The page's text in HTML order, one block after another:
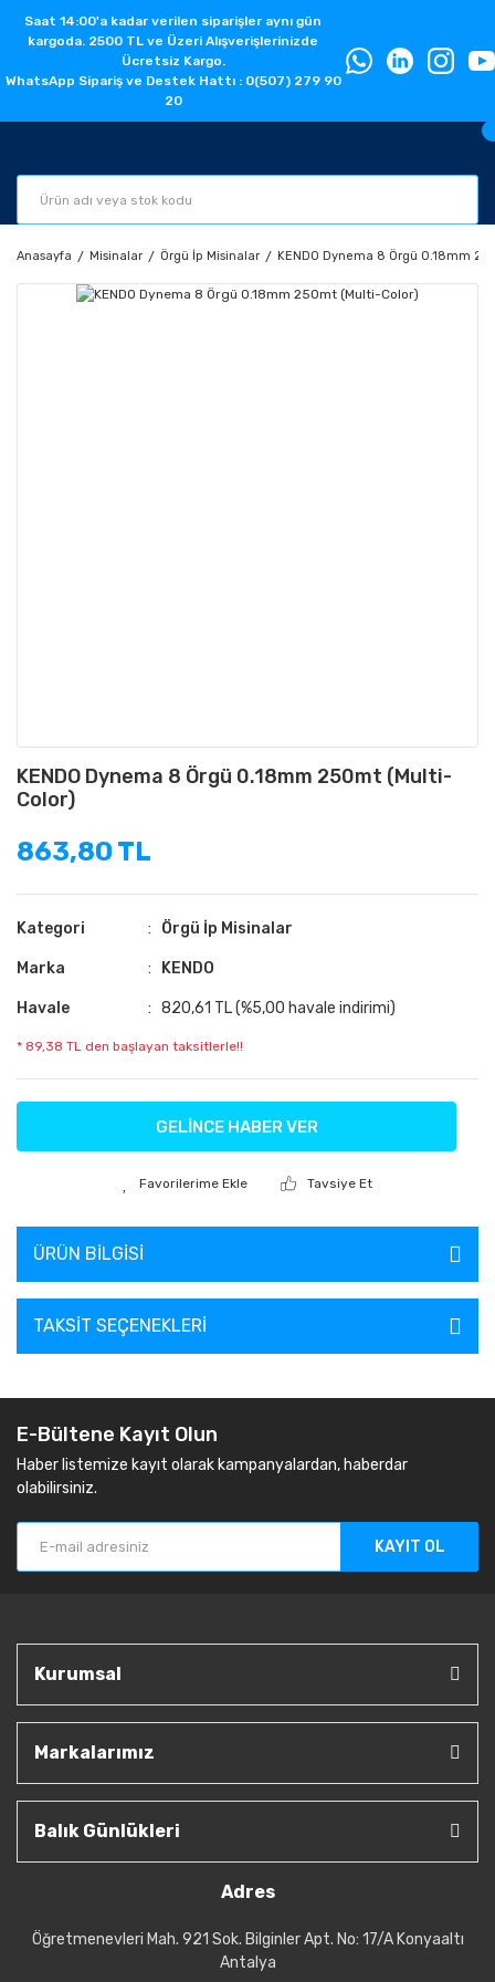
Saat 14:00'a kadar verilen siparişler aynı gün
kargoda. 2500 TL ve Üzeri Alışverişlerinizde
Ücretsiz Kargo.
WhatsApp Sipariş ve Destek Hattı : 0(507) 279 90
20
Anasayfa Misinalar Örgü İp Misinalar KENDO Dynema 8 Örgü 0.18mm
KENDO Dynema 8 Örgü 0.18mm 250mt (Multi-
Color)
863,80 TL
Kategori Örgü İp Misinalar
Marka KENDO
Havale 820,61 TL (%5,00 havale indirimi)
* 89,38 TL den başlayan taksitlerle!!
GELİNCE HABER VER
Tavsiye Et
ÜRÜN BILGISI
TAKSIT SEÇENEKLERI
E-Bültene Kayıt Olun
Haber listemize kayıt olarak kampanyalardan, haberdar
olabilirsiniz.
KAYIT OL
Kurumsal
Markalarımız
Balık Günlükleri
Adres
Öğretmenevleri Mah. 921 Sok. Bilginler Apt. No: 17/A Konyaaltı
Antalya